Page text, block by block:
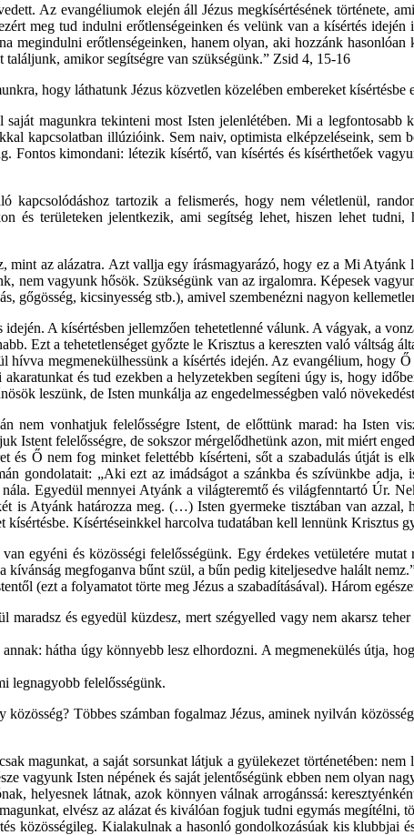
Az evangéliumok elején áll Jézus megkísértésének története,
meg tud indulni erőtlenségeinken és velünk van a kísértés
megindulni erőtlenségeinken, hanem olyan, aki hozzánk hasonlóan
amikor segítségre van szükségünk.” Zsid 4, 15-16
hogy láthatunk Jézus közvetlen közelében embereket kísértésbe
magunkra tekinteni most Isten jelenlétében. Mi a
kapcsolatban illúzióink. Sem naiv, optimista elképzeléseink,
Fontos kimondani: létezik kísértő, van kísértés és kísérthetőek
kapcsolódáshoz tartozik a felismerés, hogy nem véletlenül,
és területeken jelentkezik, ami segítség lehet, hiszen lehet
az alázatra. Azt vallja egy írásmagyarázó, hogy ez a Mi Atyánk
nem vagyunk hősök. Szükségünk van az irgalomra. Képesek
gőgösség, kicsinyesség stb.), amivel szembenézni nagyon
A kísértésben jellemzően tehetetlenné válunk. A vágyak, a
Ezt a tehetetlenséget győzte le Krisztus a kereszten való váltság
megmenekülhessünk a kísértés idején. Az evangélium, hogy
és tud ezekben a helyzetekben segíteni úgy is, hogy
leszünk, de Isten munkálja az engedelmességben való
nem vonhatjuk felelősségre Istent, de előttünk marad: ha Isten
Istent felelősségre, de sokszor mérgelődhetünk azon, mit miért
Ő nem fog minket felettébb kísérteni, sőt a szabadulás útját is
gondolatait: „Aki ezt az imádságot a szánkba és szívünkbe
Egyedül mennyei Atyánk a világteremtő és világfenntartó Úr.
is Atyánk határozza meg. (…) Isten gyermeke tisztában van azzal,
Kísértéseinkkel harcolva tudatában kell lennünk Krisztus
egyéni és közösségi felelősségünk. Egy érdekes vetületére
megfoganva bűnt szül, a bűn pedig kiteljesedve halált
(ezt a folyamatot törte meg Jézus a szabadításával). Három
maradsz és egyedül küzdesz, mert szégyelled vagy nem akarsz
hátha úgy könnyebb lesz elhordozni. A megmenekülés útja,
legnagyobb felelősségünk.
Többes számban fogalmaz Jézus, aminek nyilván
magunkat, a saját sorsunkat látjuk a gyülekezet történetében:
vagyunk Isten népének és saját jelentőségünk ebben nem olyan
helyesnek látnak, azok könnyen válnak arrogánssá:
elvész az alázat és kiválóan fogjuk tudni egymás megítélni,
közösségileg. Kialakulnak a hasonló gondolkozásúak kis klubbjai